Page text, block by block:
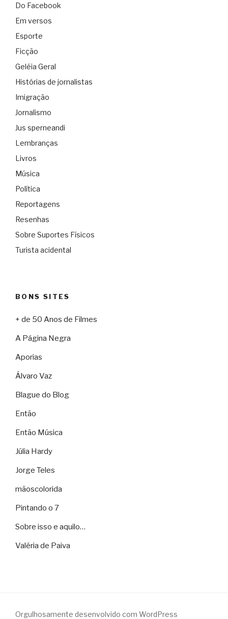
Do Facebook
Em versos
Esporte
Ficção
Geléia Geral
Histórias de jornalistas
Imigração
Jornalismo
Jus sperneandi
Lembranças
Livros
Música
Política
Reportagens
Resenhas
Sobre Suportes Físicos
Turista acidental
BONS SITES
+ de 50 Anos de Filmes
A Página Negra
Aporias
Álvaro Vaz
Blague do Blog
Então
Então Música
Júlia Hardy
Jorge Teles
mãoscolorida
Pintando o 7
Sobre isso e aquilo…
Valéria de Paiva
Orgulhosamente desenvolvido com WordPress